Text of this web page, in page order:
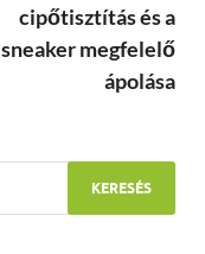
cipőtisztítás és a
sneaker megfelelő
ápolása